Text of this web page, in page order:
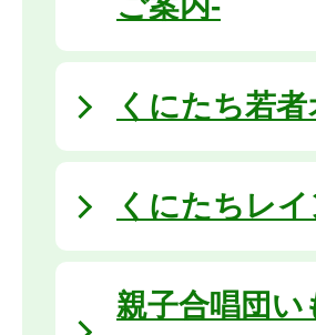
くにたち若
くにたちレ
親子合唱団